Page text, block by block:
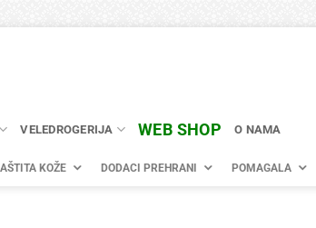
VELEDROGERIJA WEB SHOP O NAMA
KOŽE DODACI PREHRANI POMAGALA